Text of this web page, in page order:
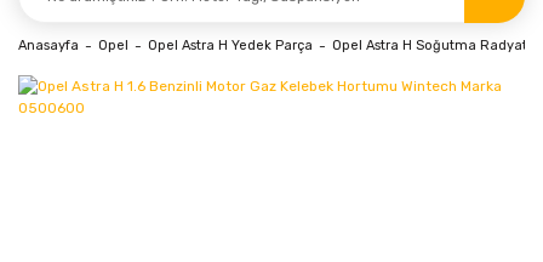
Anasayfa Opel Opel Astra H Yedek Parça Opel Astra H Soğutma